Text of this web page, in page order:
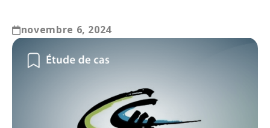
novembre 6, 2024